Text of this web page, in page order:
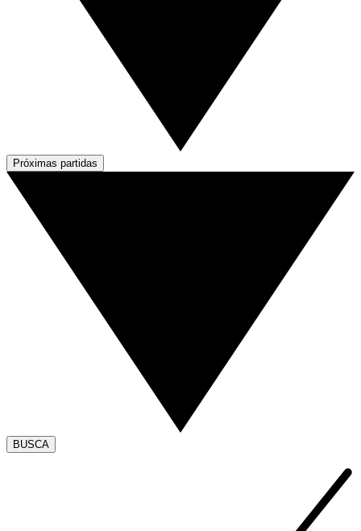
Próximas partidas
BUSCA